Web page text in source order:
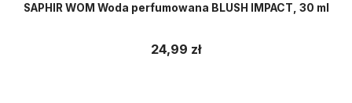
SAPHIR WOM Woda perfumowana BLUSH IMPACT, 30 ml
24,99 zł